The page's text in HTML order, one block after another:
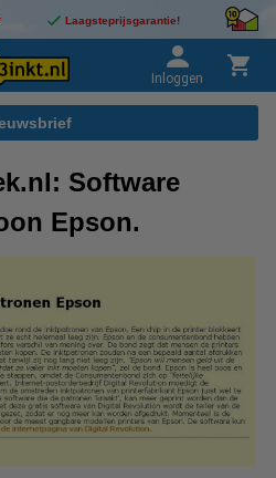
Laagsteprijsgarantie!
Inloggen
Software
Epson.